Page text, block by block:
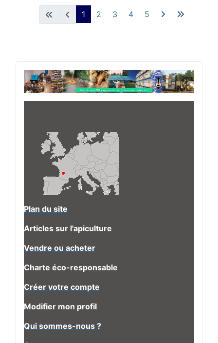
1 2 3 4 5
Plan du site
Articles sur l'apiculture
Vendre ou acheter
Charte éco-responsable
Créer votre compte
Modifier mon profil
Qui sommes-nous ?